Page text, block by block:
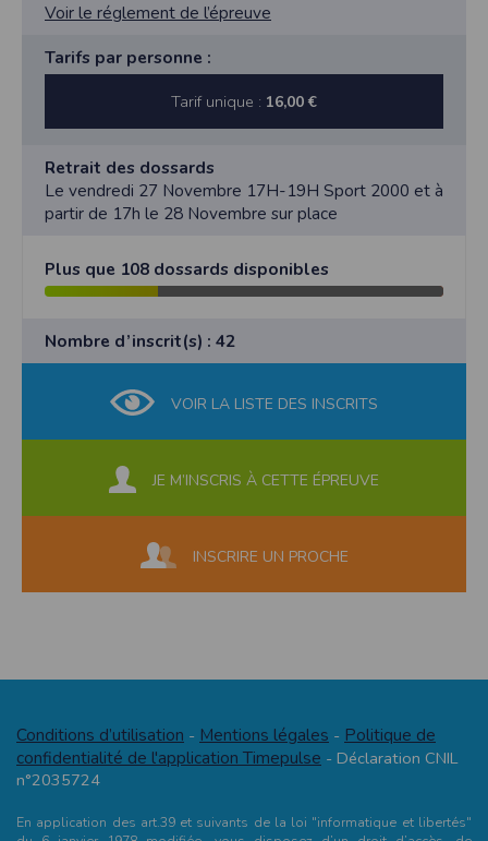
Voir le réglement de l’épreuve
Tarifs par personne :
Tarif unique : 16,00 €
Retrait des dossards
Le vendredi 27 Novembre 17H-19H Sport 2000 et à
partir de 17h le 28 Novembre sur place
Plus que 108 dossards disponibles
Nombre d’inscrit(s) : 42
VOIR LA LISTE DES INSCRITS
JE M’INSCRIS À CETTE ÉPREUVE
INSCRIRE UN PROCHE
Conditions d’utilisation - Mentions légales - Politique de
confidentialité de l'application Timepulse - Déclaration CNIL
n°2035724
En application des art.39 et suivants de la loi "informatique et libertés"